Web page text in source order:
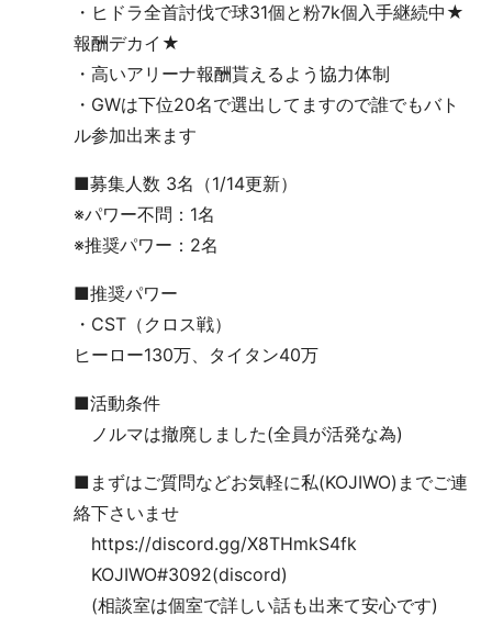
・ヒドラ全首討伐で球31個と粉7k個入手継続中★
報酬デカイ★
・高いアリーナ報酬貰えるよう協力体制
・GWは下位20名で選出してますので誰でもバト
ル参加出来ます
■募集人数 3名（1/14更新）
※パワー不問：1名
※推奨パワー：2名
■推奨パワー
・CST（クロス戦）
ヒーロー130万、タイタン40万
■活動条件
ノルマは撤廃しました(全員が活発な為)
■まずはご質問などお気軽に私(KOJIWO)までご連
絡下さいませ
https://discord.gg/X8THmkS4fk
KOJIWO#3092(discord)
(相談室は個室で詳しい話も出来て安心です)